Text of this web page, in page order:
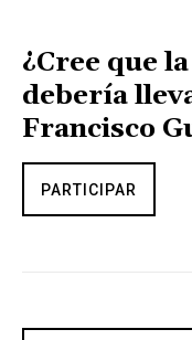
¿Cree que
debería
Francisco
PARTICIPAR